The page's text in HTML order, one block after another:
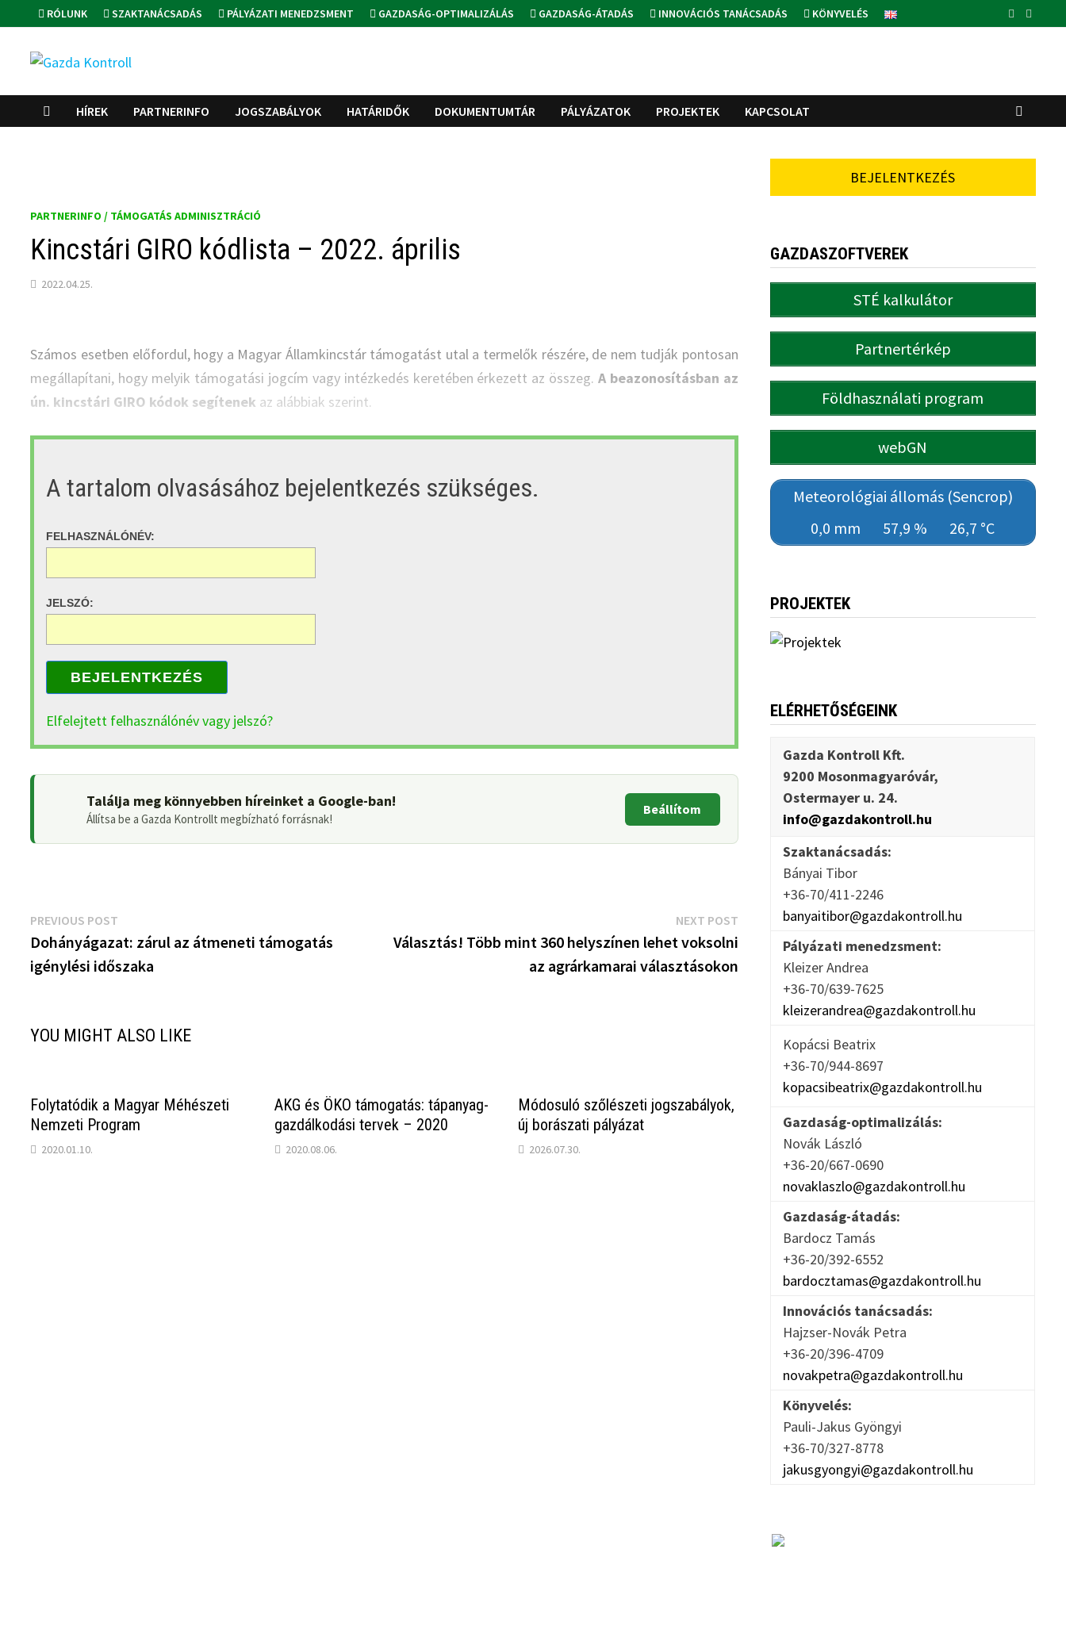
to
content
RÓLUNK SZAKTANÁCSADÁS PÁLYÁZATI MENEDZSMENT GAZDASÁG-OPTIMALIZÁLÁS GAZDASÁG-ÁTADÁS INNOVÁCIÓS TANÁCSADÁS KÖNYVELÉS
HÍREK PARTNERINFO JOGSZABÁLYOK HATÁRIDŐK DOKUMENTUMTÁR PÁLYÁZATOK PROJEKTEK KAPCSOLAT
PARTNERINFO / TÁMOGATÁS ADMINISZTRÁCIÓ
Kincstári GIRO kódlista – 2022. április
2022.04.25.
Számos esetben előfordul, hogy a Magyar Államkincstár támogatást utal a termelők részére, de nem tudják pontosan
megállapítani, hogy melyik támogatási jogcím vagy intézkedés keretében érkezett az összeg.A beazonosításban az
ún. kincstári GIRO kódok segítenek az alábbiak szerint.
A tartalom olvasásához bejelentkezés szükséges.
FELHASZNÁLÓNÉV:
JELSZÓ:
BEJELENTKEZÉS
Elfelejtett felhasználónév vagy jelszó?
Találja meg könnyebben híreinket a Google-ban!
Állítsa be a Gazda Kontrollt megbízható forrásnak!
Beállítom
Bejegyzés
navigáció
PREVIOUS POST
post:
Dohányágazat: zárul az átmeneti támogatás
igénylési időszaka
NEXT POSTNext
post:
Választás! Több mint 360 helyszínen lehet voksolni
az agrárkamarai választásokon
YOU MIGHT ALSO LIKE
Folytatódik a Magyar Méhészeti
Nemzeti Program
2020.01.10.
AKG és ÖKO támogatás: tápanyag-
gazdálkodási tervek – 2020
2020.08.06.
Módosuló szőlészeti jogszabályok,
új borászati pályázat
2026.07.30.
BEJELENTKEZÉS
GAZDASZOFTVEREK
STÉ kalkulátor
Partnertérkép
Földhasználati program
webGN
Meteorológiai állomás (Sencrop)
0,0 mm
57,9 % 26,7 °C
PROJEKTEK
ELÉRHETŐSÉGEINK
Gazda Kontroll Kft.
9200 Mosonmagyaróvár,
Ostermayer u. 24.
info@gazdakontroll.hu
Szaktanácsadás:
Bányai Tibor
+36-70/411-2246
banyaitibor@gazdakontroll.hu
Pályázati menedzsment:
Kleizer Andrea
+36-70/639-7625
kleizerandrea@gazdakontroll.hu
Kopácsi Beatrix
+36-70/944-8697
kopacsibeatrix@gazdakontroll.hu
Gazdaság-optimalizálás:
Novák László
+36-20/667-0690
novaklaszlo@gazdakontroll.hu
Gazdaság-átadás:
Bardocz Tamás
+36-20/392-6552
bardocztamas@gazdakontroll.hu
Innovációs tanácsadás:
Hajzser-Novák Petra
+36-20/396-4709
novakpetra@gazdakontroll.hu
Könyvelés:
Pauli-Jakus Gyöngyi
+36-70/327-8778
jakusgyongyi@gazdakontroll.hu